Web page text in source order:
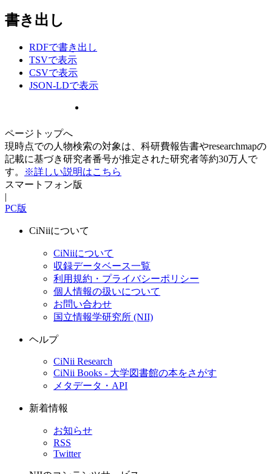
書き出し
RDFで書き出し
TSVで表示
CSVで表示
JSON-LDで表示
ページトップへ
現時点での人物検索の対象は、科研費報告書やresearchmapの
記載に基づき研究者番号が推定された研究者等約30万人で
す。
※詳しい説明はこちら
スマートフォン版
|
PC版
CiNiiについて
CiNiiについて
収録データベース一覧
利用規約・プライバシーポリシー
個人情報の扱いについて
お問い合わせ
国立情報学研究所 (NII)
ヘルプ
CiNii Research
CiNii Books - 大学図書館の本をさがす
メタデータ・API
新着情報
お知らせ
RSS
Twitter